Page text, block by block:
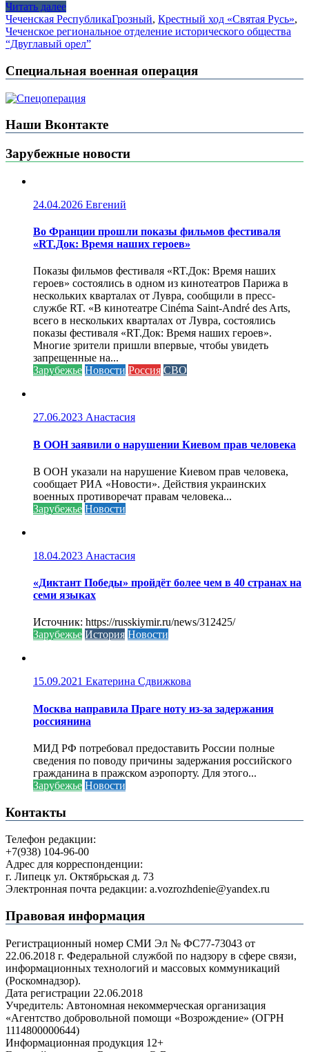
Читать далее
Чеченская РеспубликаГрозный, Крестный ход «Святая Русь»,
Чеченское региональное отделение исторического общества
“Двуглавый орел”
Специальная военная операция
Наши Вконтакте
Зарубежные новости
24.04.2026 Евгений
Во Франции прошли показы фильмов фестиваля
«RT.Док: Время наших героев»
Показы фильмов фестиваля «RT.Док: Время наших
героев» состоялись в одном из кинотеатров Парижа в
нескольких кварталах от Лувра, сообщили в пресс-
службе RT. «В кинотеатре Cinéma Saint-André des Arts,
всего в нескольких кварталах от Лувра, состоялись
показы фестиваля «RT.Док: Время наших героев».
Многие зрители пришли впервые, чтобы увидеть
запрещенные на...
Зарубежье Новости Россия СВО
27.06.2023 Анастасия
В ООН заявили о нарушении Киевом прав человека
В ООН указали на нарушение Киевом прав человека,
сообщает РИА «Новости». Действия украинских
военных противоречат правам человека...
Зарубежье Новости
18.04.2023 Анастасия
«Диктант Победы» пройдёт более чем в 40 странах на
семи языках
Источник: https://russkiymir.ru/news/312425/
Зарубежье История Новости
15.09.2021 Екатерина Сдвижкова
Москва направила Праге ноту из-за задержания
россиянина
МИД РФ потребовал предоставить России полные
сведения по поводу причины задержания российского
гражданина в пражском аэропорту. Для этого...
Зарубежье Новости
Контакты
Телефон редакции:
+7(938) 104-96-00
Адрес для корреспонденции:
г. Липецк ул. Октябрьская д. 73
Электронная почта редакции: a.vozrozhdenie@yandex.ru
Правовая информация
Регистрационный номер СМИ Эл № ФС77-73043 от
22.06.2018 г. Федеральной службой по надзору в сфере связи,
информационных технологий и массовых коммуникаций
(Роскомнадзор).
Дата регистрации 22.06.2018
Учредитель: Автономная некоммерческая организация
«Агентство добровольной помощи «Возрождение» (ОГРН
1114800000644)
Информационная продукция 12+